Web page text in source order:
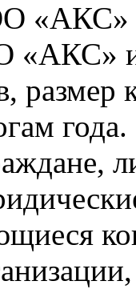
«АКС»
и
размер
года.